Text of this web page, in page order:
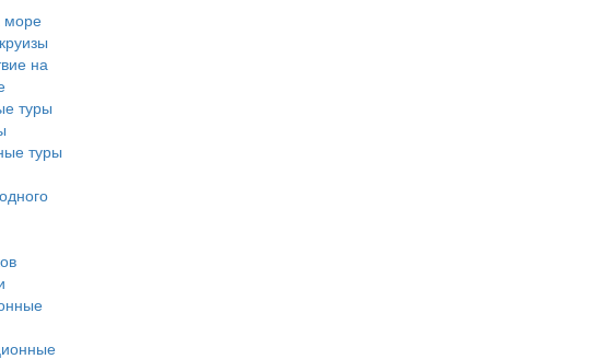
море
на
туры
туры